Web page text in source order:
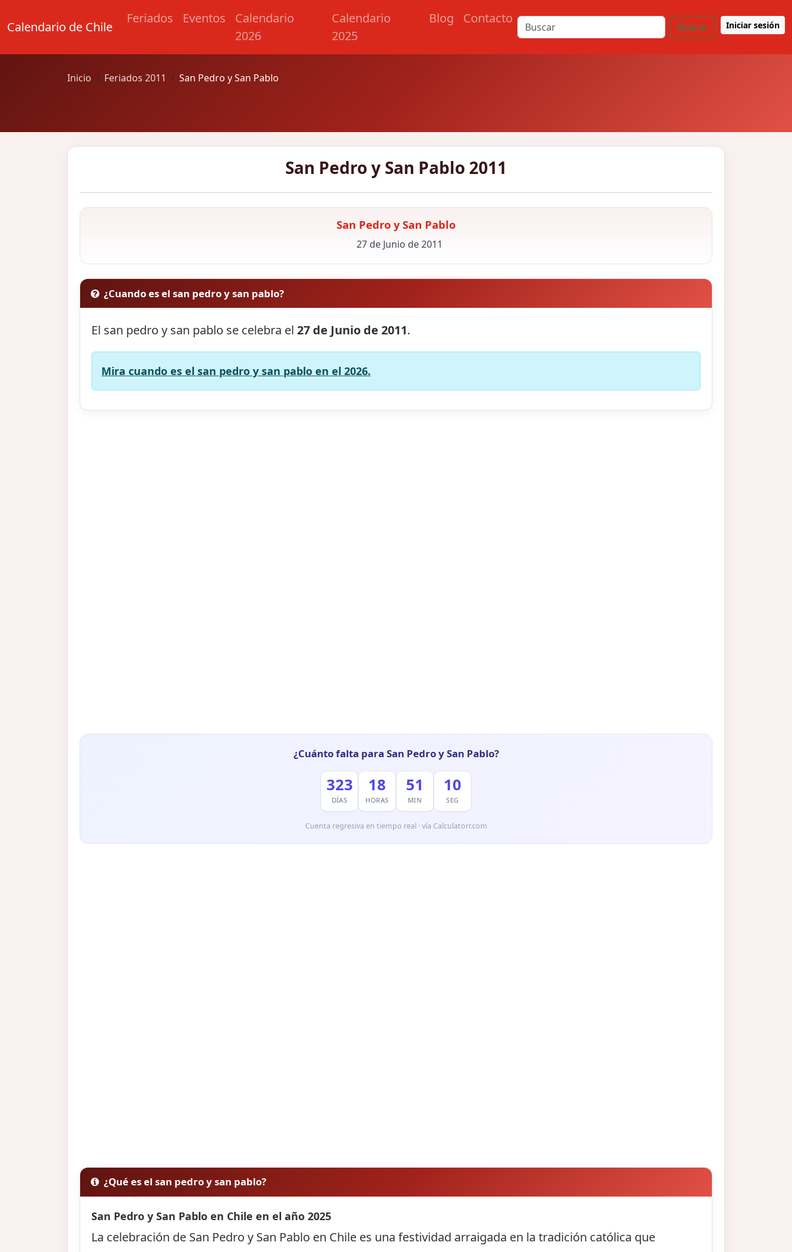
Calendario de Chile
Feriados Eventos
Calendario
2026
Calendario
2025
Blog Contacto
Buscar Iniciar sesión
Inicio Feriados 2011 San Pedro y San Pablo
San Pedro y San Pablo 2011
San Pedro y San Pablo
27 de Junio de 2011
¿Cuando es el san pedro y san pablo?
El san pedro y san pablo se celebra el27 de Junio de 2011.
Mira cuando es el san pedro y san pablo en el 2026.
¿Cuánto falta para San Pedro y San Pablo?
323
DÍAS
18
HORAS
51
MIN
09
SEG
Cuenta regresiva en tiempo real · vía Calculatorr.com
¿Qué es el san pedro y san pablo?
San Pedro y San Pablo en Chile en el año 2025
La celebración de San Pedro y San Pablo en Chile es una festividad arraigada en la tradición católica que